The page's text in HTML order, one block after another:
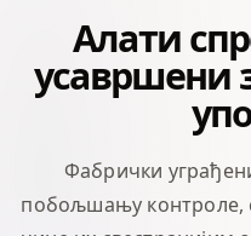
Алати
усавршени
Фабрички
побољшању контроле,